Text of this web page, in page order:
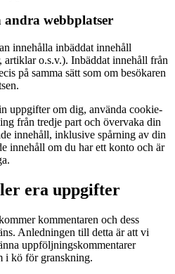
webbplatser
innehålla inbäddat innehåll
o.s.v.). Inbäddat innehåll från
på samma sätt som om besökaren
uppgifter om dig, använda cookie-
från tredje part och övervaka din
innehåll, inklusive spårning av din
innehåll om du har ett konto och är
era uppgifter
kommentaren och dess
Anledningen till detta är att vi
uppföljningskommentarer
i kö för granskning.